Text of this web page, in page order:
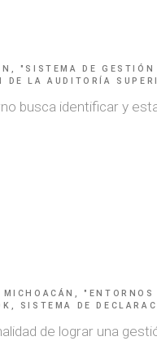
"SISTEMA DE
LA AUDITORÍA
busca identificar y
SISTEMA DE
de lograr una